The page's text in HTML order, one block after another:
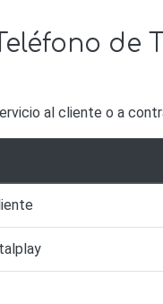
de
al cliente o a